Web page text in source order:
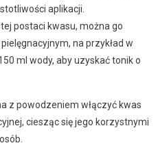
aplikacji.
postaci kwasu, można go
na przykład w
ml wody, aby uzyskać tonik o
z powodzeniem włączyć kwas
ciesząc się jego korzystnymi